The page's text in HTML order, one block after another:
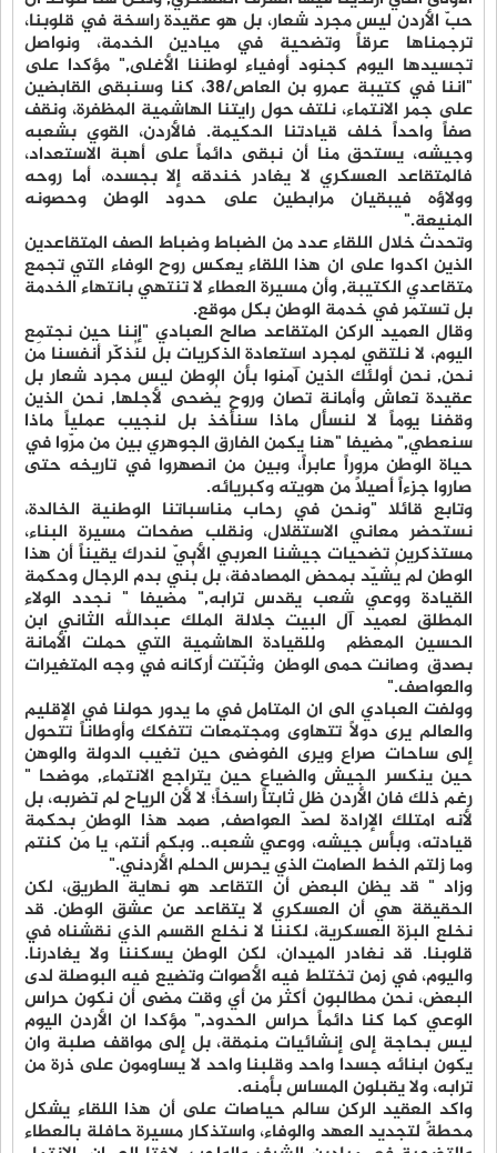
حبّ الأردن ليس مجرد شعار، بل هو عقيدة راسخة في قلوبنا،
ترجمناها عرقاً وتضحية في ميادين الخدمة، ونواصل
تجسيدها اليوم كجنود أوفياء لوطننا الأغلى," مؤكدا على
"اننا في كتيبة عمرو بن العاص/38، كنا وسنبقى القابضين
على جمر الانتماء، نلتف حول رايتنا الهاشمية المظفرة، ونقف
صفاً واحداً خلف قيادتنا الحكيمة. فالأردن، القوي بشعبه
وجيشه، يستحق منا أن نبقى دائماً على أهبة الاستعداد،
فالمتقاعد العسكري لا يغادر خندقه إلا بجسده، أما روحه
وولاؤه فيبقيان مرابطين على حدود الوطن وحصونه
المنيعة."
وتحدث خلال اللقاء عدد من الضباط وضباط الصف المتقاعدين
الذين اكدوا على ان هذا اللقاء يعكس روح الوفاء التي تجمع
متقاعدي الكتيبة, وأن مسيرة العطاء لا تنتهي بانتهاء الخدمة
بل تستمر في خدمة الوطن بكل موقع.
وقال العميد الركن المتقاعد صالح العبادي "إننا حين نجتمع
اليوم، لا نلتقي لمجرد استعادة الذكريات بل لنُذكّر أنفسنا مَن
نحن, نحن أولئك الذين آمنوا بأن الوطن ليس مجرد شعار بل
عقيدة تعاش وأمانة تصان وروح يُضحى لأجلها, نحن الذين
وقفنا يوماً لا لنسأل ماذا سنأخذ بل لنجيب عملياً ماذا
سنعطي," مضيفا "هنا يكمن الفارق الجوهري بين من مرّوا في
حياة الوطن مروراً عابراً، وبين من انصهروا في تاريخه حتى
صاروا جزءاً أصيلاً من هويته وكبريائه.
وتابع قائلا "ونحن في رحاب مناسباتنا الوطنية الخالدة،
نستحضر معاني الاستقلال، ونقلب صفحات مسيرة البناء،
مستذكرين تضحيات جيشنا العربي الأبيّ لندرك يقيناً أن هذا
الوطن لم يُشيّد بمحض المصادفة، بل بُني بدم الرجال وحكمة
القيادة ووعي شعب يقدس ترابه," مضيفا " نجدد الولاء
المطلق لعميد آل البيت جلالة الملك عبدالله الثاني ابن
الحسين المعظم وللقيادة الهاشمية التي حملت الأمانة
بصدق وصانت حمى الوطن وثبّتت أركانه في وجه المتغيرات
والعواصف."
وولفت العبادي الى ان المتامل في ما يدور حولنا في الإقليم
والعالم يرى دولاً تتهاوى ومجتمعات تتفكك وأوطاناً تتحول
إلى ساحات صراع ويرى الفوضى حين تغيب الدولة والوهن
حين ينكسر الجيش والضياع حين يتراجع الانتماء, موضحا "
رغم ذلك فان الأردن ظل ثابتاً راسخاً؛ لا لأن الرياح لم تضربه، بل
لأنه امتلك الإرادة لصدّ العواصف, صمد هذا الوطن بحكمة
قيادته، وبأس جيشه، ووعي شعبه.. وبكم أنتم، يا مَن كنتم
وما زلتم الخط الصامت الذي يحرس الحلم الأردني."
وزاد " قد يظن البعض أن التقاعد هو نهاية الطريق، لكن
الحقيقة هي أن العسكري لا يتقاعد عن عشق الوطن. قد
نخلع البزة العسكرية، لكننا لا نخلع القسم الذي نقشناه في
قلوبنا. قد نغادر الميدان، لكن الوطن يسكننا ولا يغادرنا.
واليوم، في زمن تختلط فيه الأصوات وتضيع فيه البوصلة لدى
البعض، نحن مطالبون أكثر من أي وقت مضى أن نكون حراس
الوعي كما كنا دائماً حراس الحدود," مؤكدا ان الأردن اليوم
ليس بحاجة إلى إنشائيات منمقة، بل إلى مواقف صلبة وان
يكون ابنائه جسدا واحد وقلبنا واحد لا يساومون على ذرة من
ترابه، ولا يقبلون المساس بأمنه.
واكد العقيد الركن سالم حياصات على أن هذا اللقاء يشكل
محطةً لتجديد العهد والوفاء، واستذكار مسيرة حافلة بالعطاء